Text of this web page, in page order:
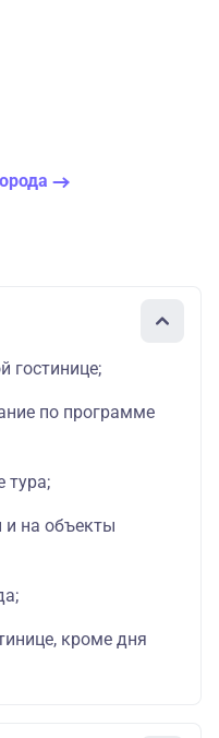
гостинице;
по программе
тура;
и на объекты
кроме дня